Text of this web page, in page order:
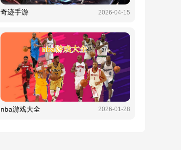
奇迹手游 2026-04-15
nba游戏大全 2026-01-28